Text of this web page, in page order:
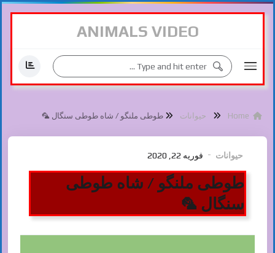
ANIMALS VIDEO
حیوانات طوطی ملنگو / شاه طوطی سنگال 🦜
حیوانات فوریه 22, 2020
طوطی ملنگو / شاه طوطی
سنگال 🦜